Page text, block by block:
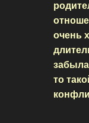
очень
то